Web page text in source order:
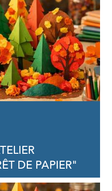
DE PAPIER"